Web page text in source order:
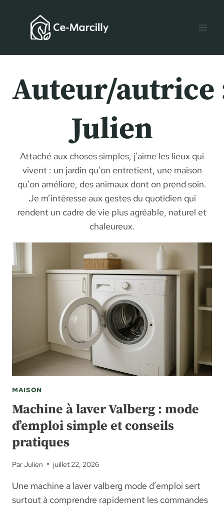
contenu
Auteur/autrice
Julien
Attaché aux choses simples, j'aime les lieux qui
vivent : un jardin qu’on entretient, une maison
qu’on améliore, des animaux dont on prend soin.
Je m’intéresse aux gestes du quotidien qui
rendent un cadre de vie plus agréable, naturel et
chaleureux.
MAISON
Machine à laver Valberg : mode
d’emploi simple et conseils
pratiques
ParJulien juillet 22, 2026
Une machine a laver valberg mode d’emploi sert
surtout à comprendre rapidement les commandes